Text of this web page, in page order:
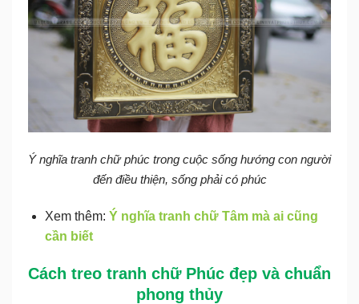
Ý nghĩa tranh chữ phúc trong cuộc sống hướng con người
đến điều thiện, sống phải có phúc
Xem thêm: Ý nghĩa tranh chữ Tâm mà ai cũng
cần biết
Cách treo tranh chữ Phúc đẹp và chuẩn
phong thủy